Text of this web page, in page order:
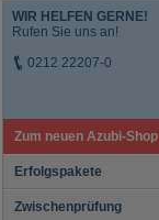
WIR HELFEN GERNE!
Rufen Sie uns an!
0212 22207-0
Zum neuen Azubi-Shop
Erfolgspakete
Zwischenprüfung